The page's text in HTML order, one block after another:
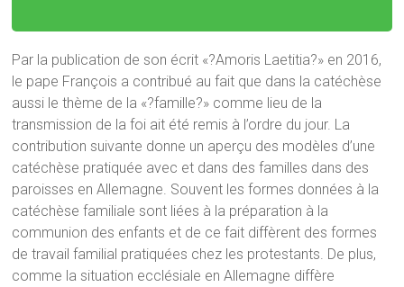
Par la publication de son écrit «?Amoris Laetitia?» en 2016,
le pape François a contribué au fait que dans la catéchèse
aussi le thème de la «?famille?» comme lieu de la
transmission de la foi ait été remis à l’ordre du jour. La
contribution suivante donne un aperçu des modèles d’une
catéchèse pratiquée avec et dans des familles dans des
paroisses en Allemagne. Souvent les formes données à la
catéchèse familiale sont liées à la préparation à la
communion des enfants et de ce fait diffèrent des formes
de travail familial pratiquées chez les protestants. De plus,
comme la situation ecclésiale en Allemagne diffère